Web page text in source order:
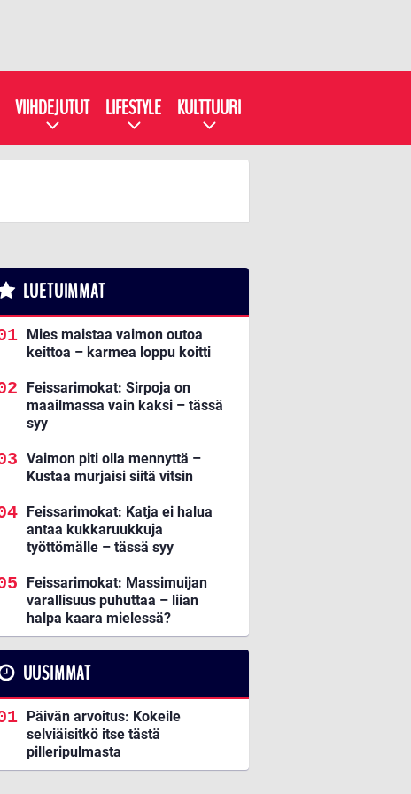
VIIHDEJUTUT LIFESTYLE KULTTUURI
LUETUIMMAT
Mies maistaa vaimon outoa
keittoa – karmea loppu koitti
Feissarimokat: Sirpoja on
maailmassa vain kaksi – tässä
syy
Vaimon piti olla mennyttä –
Kustaa murjaisi siitä vitsin
Feissarimokat: Katja ei halua
antaa kukkaruukkuja
työttömälle – tässä syy
Feissarimokat: Massimuijan
varallisuus puhuttaa – liian
halpa kaara mielessä?
UUSIMMAT
Päivän arvoitus: Kokeile
selviäisitkö itse tästä
pilleripulmasta